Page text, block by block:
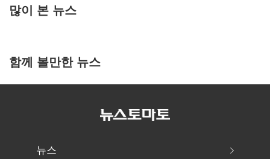
많이 본 뉴스
함께 볼만한 뉴스
뉴스